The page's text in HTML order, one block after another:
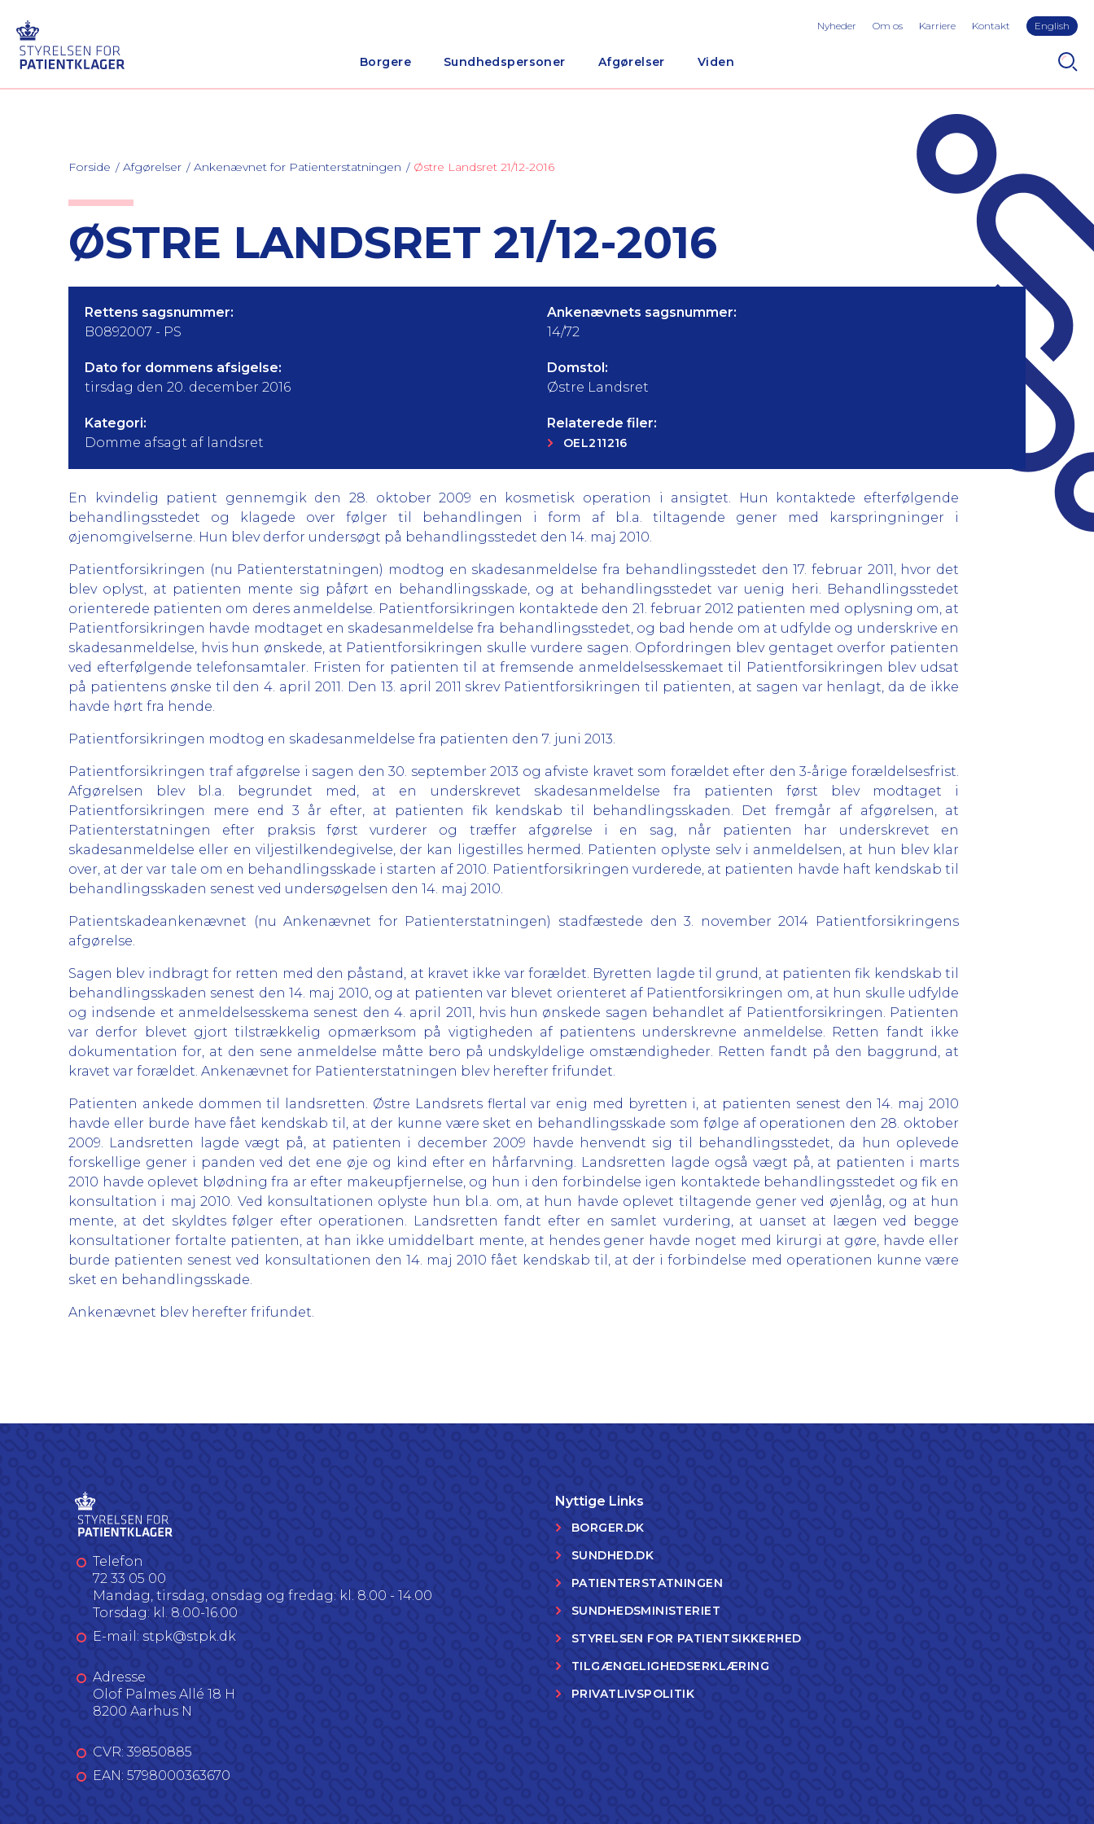
Borgere Sundhedspersoner Afgørelser Viden
Nyheder Om os Karriere Kontakt English
Forside Afgørelser Ankenævnet for Patienterstatningen Østre Landsret 21/12-2016
ØSTRE LANDSRET 21/12-2016
Rettens sagsnummer:
B0892007 - PS
Ankenævnets sagsnummer:
14/72
Dato for dommens afsigelse:
tirsdag den 20. december 2016
Domstol:
Østre Landsret
Kategori:
Domme afsagt af landsret
Relaterede filer:
OEL211216
En kvindelig patient gennemgik den 28. oktober 2009 en kosmetisk operation i ansigtet. Hun kontaktede efterfølgende
behandlingsstedet og klagede over følger til behandlingen i form af bl.a. tiltagende gener med karspringninger i
øjenomgivelserne. Hun blev derfor undersøgt på behandlingsstedet den 14. maj 2010.
Patientforsikringen (nu Patienterstatningen) modtog en skadesanmeldelse fra behandlingsstedet den 17. februar 2011, hvor det
blev oplyst, at patienten mente sig påført en behandlingsskade, og at behandlingsstedet var uenig heri. Behandlingsstedet
orienterede patienten om deres anmeldelse. Patientforsikringen kontaktede den 21. februar 2012 patienten med oplysning om, at
Patientforsikringen havde modtaget en skadesanmeldelse fra behandlingsstedet, og bad hende om at udfylde og underskrive en
skadesanmeldelse, hvis hun ønskede, at Patientforsikringen skulle vurdere sagen. Opfordringen blev gentaget overfor patienten
ved efterfølgende telefonsamtaler. Fristen for patienten til at fremsende anmeldelsesskemaet til Patientforsikringen blev udsat
på patientens ønske til den 4. april 2011. Den 13. april 2011 skrev Patientforsikringen til patienten, at sagen var henlagt, da de ikke
havde hørt fra hende.
Patientforsikringen modtog en skadesanmeldelse fra patienten den 7. juni 2013.
Patientforsikringen traf afgørelse i sagen den 30. september 2013 og afviste kravet som forældet efter den 3-årige forældelsesfrist.
Afgørelsen blev bl.a. begrundet med, at en underskrevet skadesanmeldelse fra patienten først blev modtaget i
Patientforsikringen mere end 3 år efter, at patienten fik kendskab til behandlingsskaden. Det fremgår af afgørelsen, at
Patienterstatningen efter praksis først vurderer og træffer afgørelse i en sag, når patienten har underskrevet en
skadesanmeldelse eller en viljestilkendegivelse, der kan ligestilles hermed. Patienten oplyste selv i anmeldelsen, at hun blev klar
over, at der var tale om en behandlingsskade i starten af 2010. Patientforsikringen vurderede, at patienten havde haft kendskab til
behandlingsskaden senest ved undersøgelsen den 14. maj 2010.
Patientskadeankenævnet (nu Ankenævnet for Patienterstatningen) stadfæstede den 3. november 2014 Patientforsikringens
afgørelse.
Sagen blev indbragt for retten med den påstand, at kravet ikke var forældet. Byretten lagde til grund, at patienten fik kendskab til
behandlingsskaden senest den 14. maj 2010, og at patienten var blevet orienteret af Patientforsikringen om, at hun skulle udfylde
og indsende et anmeldelsesskema senest den 4. april 2011, hvis hun ønskede sagen behandlet af Patientforsikringen. Patienten
var derfor blevet gjort tilstrækkelig opmærksom på vigtigheden af patientens underskrevne anmeldelse. Retten fandt ikke
dokumentation for, at den sene anmeldelse måtte bero på undskyldelige omstændigheder. Retten fandt på den baggrund, at
kravet var forældet. Ankenævnet for Patienterstatningen blev herefter frifundet.
Patienten ankede dommen til landsretten. Østre Landsrets flertal var enig med byretten i, at patienten senest den 14. maj 2010
havde eller burde have fået kendskab til, at der kunne være sket en behandlingsskade som følge af operationen den 28. oktober
2009. Landsretten lagde vægt på, at patienten i december 2009 havde henvendt sig til behandlingsstedet, da hun oplevede
forskellige gener i panden ved det ene øje og kind efter en hårfarvning. Landsretten lagde også vægt på, at patienten i marts
2010 havde oplevet blødning fra ar efter makeupfjernelse, og hun i den forbindelse igen kontaktede behandlingsstedet og fik en
konsultation i maj 2010. Ved konsultationen oplyste hun bl.a. om, at hun havde oplevet tiltagende gener ved øjenlåg, og at hun
mente, at det skyldtes følger efter operationen. Landsretten fandt efter en samlet vurdering, at uanset at lægen ved begge
konsultationer fortalte patienten, at han ikke umiddelbart mente, at hendes gener havde noget med kirurgi at gøre, havde eller
burde patienten senest ved konsultationen den 14. maj 2010 fået kendskab til, at der i forbindelse med operationen kunne være
sket en behandlingsskade.
Ankenævnet blev herefter frifundet.
Telefon
72 33 05 00
Mandag, tirsdag, onsdag og fredag: kl. 8.00 - 14.00
Torsdag: kl. 8.00-16.00
E-mail: stpk@stpk.dk
Adresse
Olof Palmes Allé 18 H
8200 Aarhus N
CVR: 39850885
EAN: 5798000363670
Nyttige Links
BORGER.DK
SUNDHED.DK
PATIENTERSTATNINGEN
SUNDHEDSMINISTERIET
STYRELSEN FOR PATIENTSIKKERHED
TILGÆNGELIGHEDSERKLÆRING
PRIVATLIVSPOLITIK